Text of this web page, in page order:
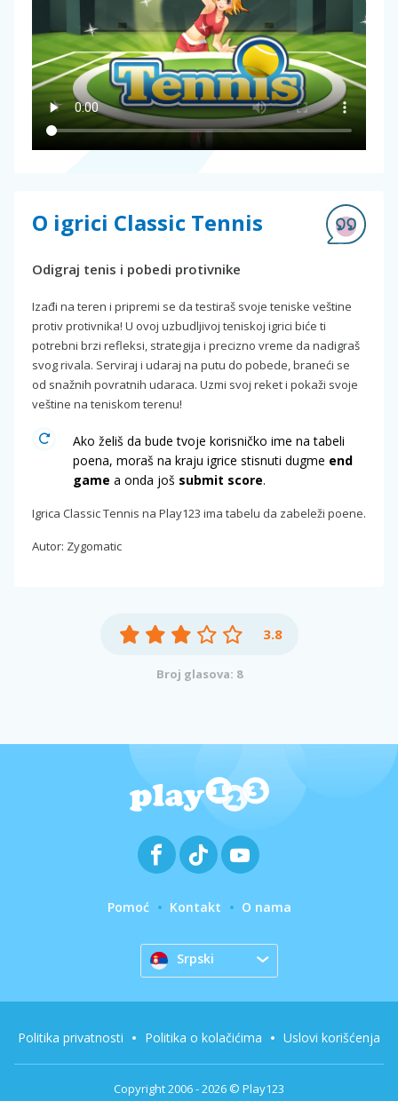
O igrici Classic Tennis
Odigraj tenis i pobedi protivnike
Izađi na teren i pripremi se da testiraš svoje teniske veštine
protiv protivnika! U ovoj uzbudljivoj teniskoj igrici biće ti
potrebni brzi refleksi, strategija i precizno vreme da nadigraš
svog rivala. Serviraj i udaraj na putu do pobede, braneći se
od snažnih povratnih udaraca. Uzmi svoj reket i pokaži svoje
veštine na teniskom terenu!
Ako želiš da bude tvoje korisničko ime na tabeli
poena, moraš na kraju igrice stisnuti dugme end
game a onda još submit score.
Igrica Classic Tennis na Play123 ima tabelu da zabeleži poene.
Autor: Zygomatic
3.8
Broj glasova: 8
Pomoć Kontakt O nama
Srpski
Copyright 2006 - 2026 © Play123
Politika privatnosti Politika o kolačićima Uslovi korišćenja